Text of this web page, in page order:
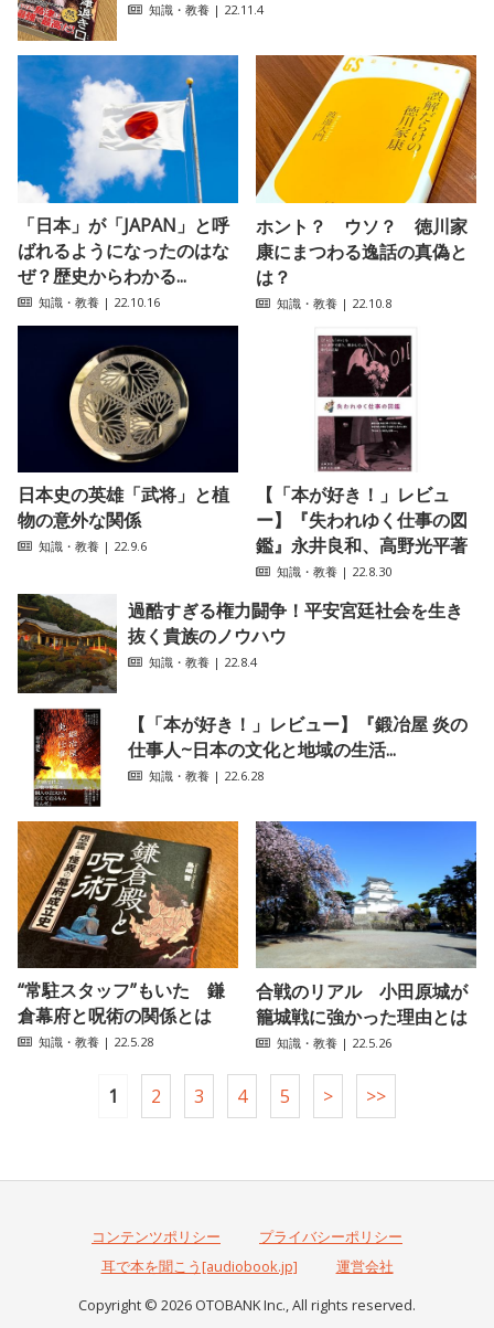
知識・教養 | 22.11.4
「日本」が「JAPAN」と呼
ばれるようになったのはな
ぜ？歴史からわかる...
知識・教養 | 22.10.16
ホント？ ウソ？ 徳川家
康にまつわる逸話の真偽と
は？
知識・教養 | 22.10.8
日本史の英雄「武将」と植
物の意外な関係
知識・教養 | 22.9.6
【「本が好き！」レビュ
ー】『失われゆく仕事の図
鑑』永井良和、高野光平著
知識・教養 | 22.8.30
過酷すぎる権力闘争！平安宮廷社会を生き
抜く貴族のノウハウ
知識・教養 | 22.8.4
【「本が好き！」レビュー】『鍛冶屋 炎の
仕事人~日本の文化と地域の生活...
知識・教養 | 22.6.28
“常駐スタッフ”もいた 鎌
倉幕府と呪術の関係とは
知識・教養 | 22.5.28
合戦のリアル 小田原城が
籠城戦に強かった理由とは
知識・教養 | 22.5.26
1 2 3 4 5 > >>
コンテンツポリシー
プライバシーポリシー
耳で本を聞こう[audiobook.jp]
運営会社
Copyright © 2026 OTOBANK Inc., All rights reserved.